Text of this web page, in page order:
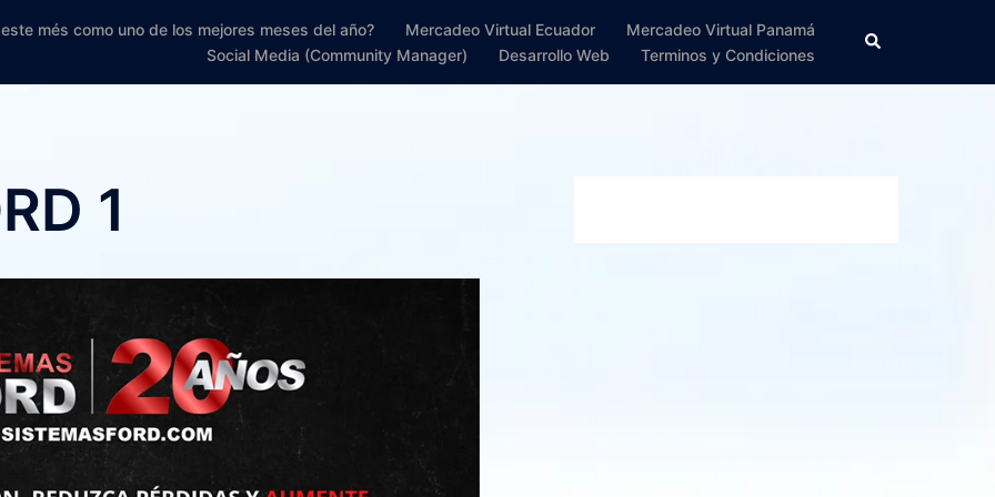
més como uno de los mejores meses del año? Mercadeo Virtual Ecuador
Mercadeo Virtual Panamá
Social Media (Community Manager)
Desarrollo Web Terminos y Condiciones
Search
1